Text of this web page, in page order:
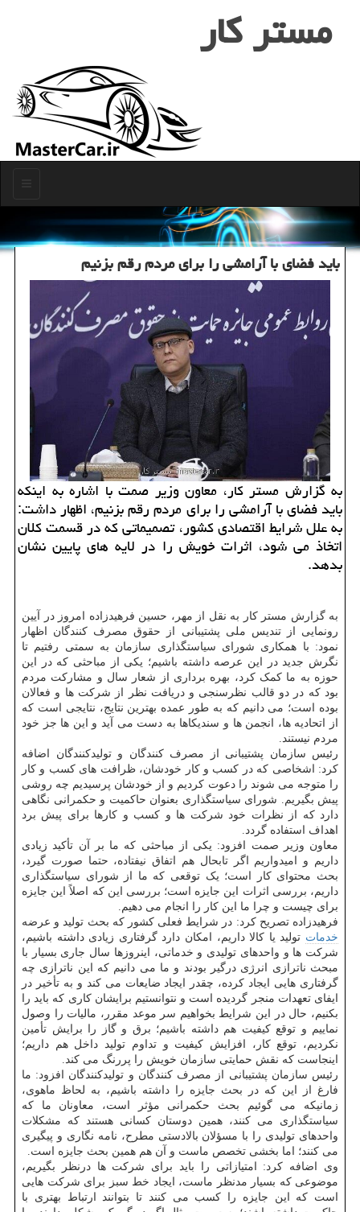
مستر كار
باید فضای با آرامشی را برای مردم رقم بزنیم
به گزارش مستر کار، معاون وزیر صمت با اشاره به اینکه
باید فضای با آرامشی را برای مردم رقم بزنیم، اظهار داشت:
به علل شرایط اقتصادی کشور، تصمیماتی که در قسمت کلان
اتخاذ می شود، اثرات خویش را در لایه های پایین نشان
بدهد.
به گزارش مستر کار به نقل از مهر، حسین فرهیدزاده امروز در آیین
رونمایی از تندیس ملی پشتیبانی از حقوق مصرف کنندگان اظهار
نمود: با همکاری شورای سیاستگذاری سازمان به سمتی رفتیم تا
نگرش جدید در این عرصه داشته باشیم؛ یکی از مباحثی که در این
حوزه به ما کمک کرد، بهره برداری از شعار سال و مشارکت مردم
بود که در دو قالب نظرسنجی و دریافت نظر از شرکت ها و فعالان
بوده است؛ می دانیم که به طور عمده بهترین نتایج، نتایجی است که
از اتحادیه ها، انجمن ها و سندیکاها به دست می آید و این ها جز خود
مردم نیستند.
رئیس سازمان پشتیبانی از مصرف کنندگان و تولیدکنندگان اضافه
کرد: اشخاصی که در کسب و کار خودشان، ظرافت های کسب و کار
را متوجه می شوند را دعوت کردیم و از خودشان پرسیدیم چه روشی
پیش بگیریم. شورای سیاستگذاری بعنوان حاکمیت و حکمرانی نگاهی
دارد که از نظرات خود شرکت ها و کسب و کارها برای پیش برد
اهداف استفاده گردد.
معاون وزیر صمت افزود: یکی از مباحثی که ما بر آن تأکید زیادی
داریم و امیدواریم اگر تابحال هم اتفاق نیفتاده، حتما صورت گیرد،
بحث محتوای کار است؛ یک توقعی که ما از شورای سیاستگذاری
داریم، بررسی اثرات این جایزه است؛ بررسی این که اصلاً این جایزه
برای چیست و چرا ما این کار را انجام می دهیم.
فرهیدزاده تصریح کرد: در شرایط فعلی کشور که بحث تولید و عرضه
خدمات تولید یا کالا داریم، امکان دارد گرفتاری زیادی داشته باشیم،
شرکت ها و واحدهای تولیدی و خدماتی، اینروزها سال جاری بسیار با
مبحث ناترازی انرژی درگیر بودند و ما می دانیم که این ناترازی چه
گرفتاری هایی ایجاد کرده، چقدر ایجاد ضایعات می کند و به تأخیر در
ایفای تعهدات منجر گردیده است و نتوانستیم برایشان کاری که باید را
بکنیم، حال در این شرایط بخواهیم سر موعد مقرر، مالیات را وصول
نماییم و توقع کیفیت هم داشته باشیم؛ برق و گاز را برایش تأمین
نکردیم، توقع کار، افزایش کیفیت و تداوم تولید داخل هم داریم؛
اینجاست که نقش حمایتی سازمان خویش را پررنگ می کند.
رئیس سازمان پشتیبانی از مصرف کنندگان و تولیدکنندگان افزود: ما
فارغ از این که در بحث جایزه را داشته باشیم، به لحاظ ماهوی،
زمانیکه می گوئیم بحث حکمرانی مؤثر است، معاونان ما که
سیاستگذاری می کنند، همین دوستان کسانی هستند که مشکلات
واحدهای تولیدی را با مسؤلان بالادستی مطرح، نامه نگاری و پیگیری
می کنند؛ اما بخشی تخصص ماست و آن هم همین بحث جایزه است.
وی اضافه کرد: امتیازاتی را باید برای شرکت ها درنظر بگیریم،
موضوعی که بسیار مدنظر ماست، ایجاد خط سبز برای شرکت هایی
است که این جایزه را کسب می کنند تا بتوانند ارتباط بهتری با